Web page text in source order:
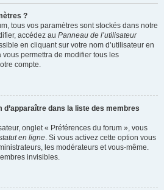
?
tous vos paramètres sont stockés dans notre
accédez au Panneau de l’utilisateur
en cliquant sur votre nom d’utilisateur en
permettra de modifier tous les
compte.
dans la liste des membres
onglet « Préférences du forum », vous
en ligne. Si vous activez cette option vous
les modérateurs et vous-même.
invisibles.